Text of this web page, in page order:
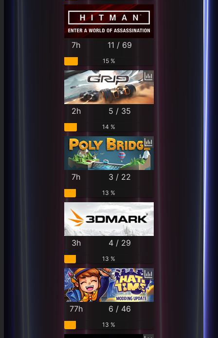
7h 11 / 69
15 %
2h 5 / 35
14 %
7h 3 / 22
13 %
3h 4 / 29
13 %
77h 6 / 46
13 %